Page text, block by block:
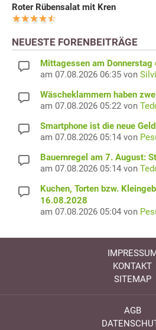
Roter Rübensalat mit Kren
NEUESTE FORENBEITRÄGE
Mittagessen am Donnerstag
am 07.08.2026 06:35 von
Wäscheklammern haben
am 07.08.2026 05:22 von
Smartphone ist die neue
am 07.08.2026 05:14 von
Bauernregel am 7. August:
am 07.08.2026 05:14 von
Kuchen, Torten bzw.
16.08.2028
am 07.08.2026 05:04 von
KONTAKT
SITEMAP
AGB